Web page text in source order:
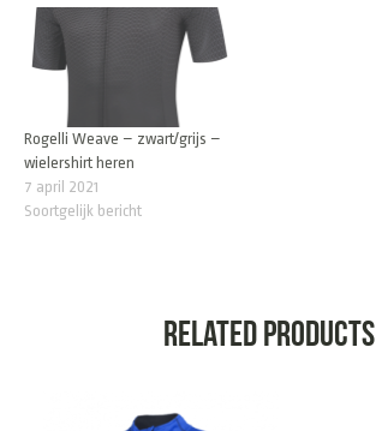
Rogelli Weave – zwart/grijs –
wielershirt heren
7 april 2021
Soortgelijk bericht
Related products